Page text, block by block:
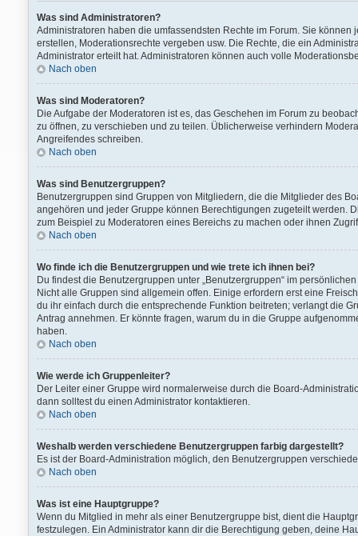
Was sind Administratoren?
Administratoren haben die umfassendsten Rechte im Forum. Sie
erstellen, Moderationsrechte vergeben usw. Die Rechte, die ein
Administrator erteilt hat. Administratoren können auch volle
Nach oben
Was sind Moderatoren?
Die Aufgabe der Moderatoren ist es, das Geschehen im Forum zu
zu öffnen, zu verschieben und zu teilen. Üblicherweise verhindern
Angreifendes schreiben.
Nach oben
Was sind Benutzergruppen?
Benutzergruppen sind Gruppen von Mitgliedern, die die Mitglieder des
angehören und jeder Gruppe können Berechtigungen zugeteilt werden.
zum Beispiel zu Moderatoren eines Bereichs zu machen oder ihnen
Nach oben
Wo finde ich die Benutzergruppen und wie trete ich ihnen bei?
Du findest die Benutzergruppen unter „Benutzergruppen“ im
Nicht alle Gruppen sind allgemein offen. Einige erfordern erst eine
du ihr einfach durch die entsprechende Funktion beitreten; verlangt die
Antrag annehmen. Er könnte fragen, warum du in die Gruppe
haben.
Nach oben
Wie werde ich Gruppenleiter?
Der Leiter einer Gruppe wird normalerweise durch die Board-
dann solltest du einen Administrator kontaktieren.
Nach oben
Weshalb werden verschiedene Benutzergruppen farbig dargestellt?
Es ist der Board-Administration möglich, den Benutzergruppen
Nach oben
Was ist eine Hauptgruppe?
Wenn du Mitglied in mehr als einer Benutzergruppe bist, dient die
festzulegen. Ein Administrator kann dir die Berechtigung geben, deine